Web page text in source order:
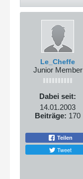
Le_Cheffe
Junior Member
Dabei seit:
14.01.2003
Beiträge: 170
Teilen
Tweet